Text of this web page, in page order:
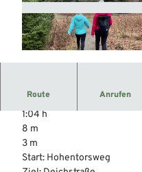
Route Anrufen
1:04 h
8 m
3 m
Start: Hohentorsweg